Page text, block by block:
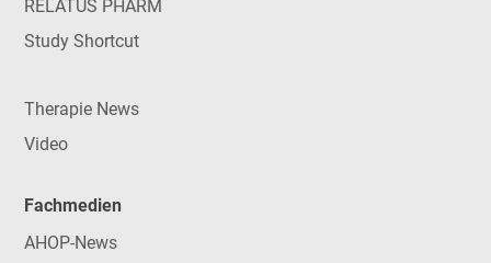
RELATUS PHARM
Study Shortcut
Therapie News
Video
Fachmedien
AHOP-News